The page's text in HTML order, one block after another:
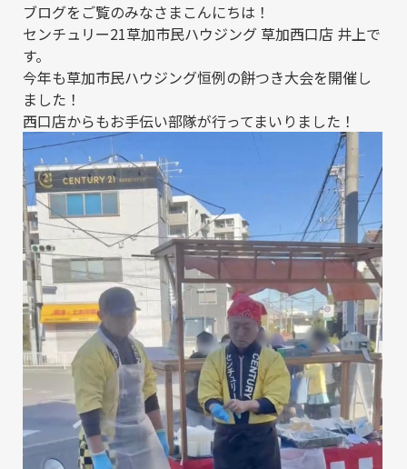
ブログをご覧のみなさまこんにちは！
センチュリー21草加市民ハウジング 草加西口店 井上で
す。
今年も草加市民ハウジング恒例の餅つき大会を開催し
ました！
西口店からもお手伝い部隊が行ってまいりました！